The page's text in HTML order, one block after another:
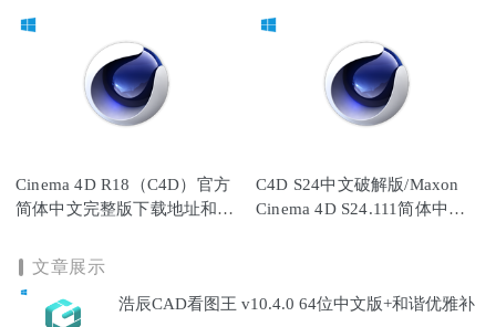
Cinema 4D R18（C4D）官方
简体中文完整版下载地址和安
C4D S24中文破解版/Maxon
Cinema 4D S24.111简体中文
文章展示
浩辰CAD看图王 v10.4.0 64位中文版+和谐优雅补